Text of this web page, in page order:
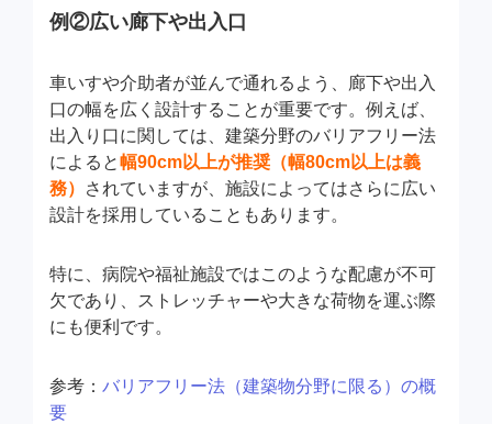
例②広い廊下や出入口
車いすや介助者が並んで通れるよう、廊下や出入
口の幅を広く設計することが重要です。例えば、
出入り口に関しては、建築分野のバリアフリー法
によると幅90cm以上が推奨（幅80cm以上は義
務）
されていますが、施設によってはさらに広い
設計を採用していることもあります。
特に、病院や福祉施設ではこのような配慮が不可
欠であり、ストレッチャーや大きな荷物を運ぶ際
にも便利です。
参考： バリアフリー法（建築物分野に限る）の概
要